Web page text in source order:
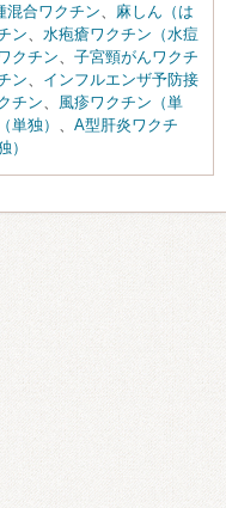
混合ワクチン
麻しん（は
ン
水疱瘡ワクチン（水痘
クチン
子宮頸がんワクチ
ン
インフルエンザ予防接
チン
風疹ワクチン（単
単独）
A型肝炎ワクチ
）